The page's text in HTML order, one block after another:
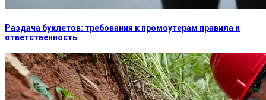
Раздача буклетов: требования к промоутерам правила и
ответственность